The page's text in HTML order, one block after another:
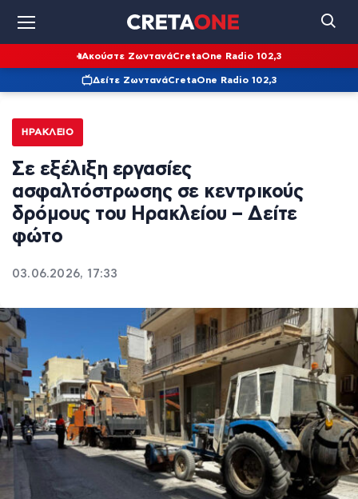
Ακούστε ΖωντανάCretaOne Radio 102,3
Δείτε ΖωντανάCretaOne Radio 102,3
ΗΡΆΚΛΕΙΟ
Σε εξέλιξη εργασίες
ασφαλτόστρωσης σε κεντρικούς
δρόμους του Ηρακλείου – Δείτε
φώτο
03.06.2026, 17:33